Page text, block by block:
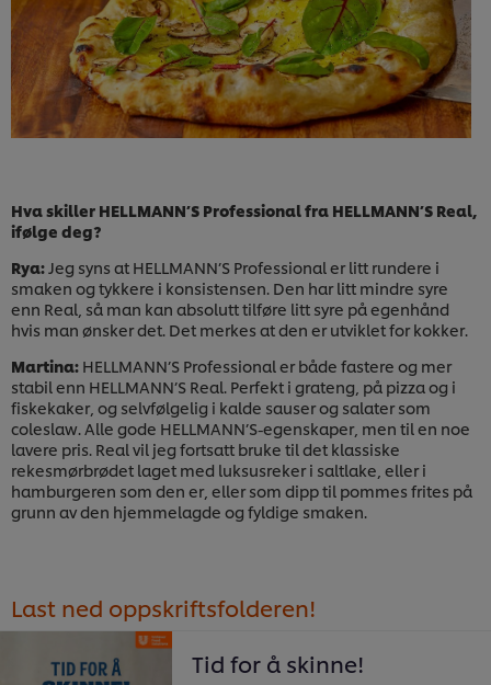
Hva skiller HELLMANN’S Professional fra HELLMANN’S Real,
ifølge deg?
Rya: Jeg syns at HELLMANN’S Professional er litt rundere i
smaken og tykkere i konsistensen. Den har litt mindre syre
enn Real, så man kan absolutt tilføre litt syre på egenhånd
hvis man ønsker det. Det merkes at den er utviklet for kokker.
Martina: HELLMANN’S Professional er både fastere og mer
stabil enn HELLMANN’S Real. Perfekt i grateng, på pizza og i
fiskekaker, og selvfølgelig i kalde sauser og salater som
coleslaw. Alle gode HELLMANN’S-egenskaper, men til en noe
lavere pris. Real vil jeg fortsatt bruke til det klassiske
rekesmørbrødet laget med luksusreker i saltlake, eller i
hamburgeren som den er, eller som dipp til pommes frites på
grunn av den hjemmelagde og fyldige smaken.
Last ned oppskriftsfolderen!
Tid for å skinne!